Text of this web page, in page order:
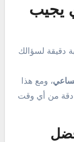
يجيب
، ومع هذا
دقة من أي وقت